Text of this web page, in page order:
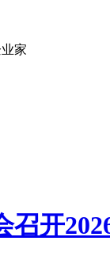
家
召开